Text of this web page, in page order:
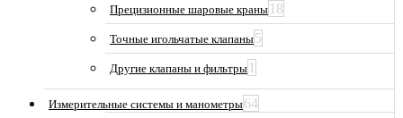
Прецизионные шаровые краны 18
Точные игольчатые клапаны5
Другие клапаны и фильтры 1
Измерительные системы и манометры64